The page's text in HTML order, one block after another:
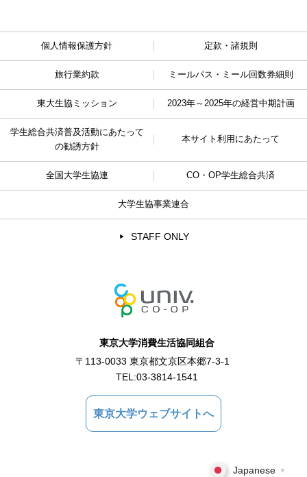
個人情報保護方針 定款・諸規則
旅行業約款 ミールパス・ミール回数券細則
東大生協ミッション 2023年～2025年の経営中期計画
学生総合共済普及活動にあたって
の勧誘方針
本サイト利用にあたって
全国大学生協連 CO・OP学生総合共済
大学生協事業連合
STAFF ONLY
東京大学消費生活協同組合
〒113-0033 東京都文京区本郷7-3-1
TEL:03-3814-1541
東京大学ウェブサイトへ
Japanese ▼